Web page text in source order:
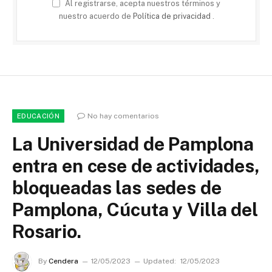
Al registrarse, acepta nuestros términos y
nuestro acuerdo de Política de privacidad .
EDUCACIÓN No hay comentarios
La Universidad de Pamplona
entra en cese de actividades,
bloqueadas las sedes de
Pamplona, Cúcuta y Villa del
Rosario.
By Cendera 12/05/2023 Updated: 12/05/2023